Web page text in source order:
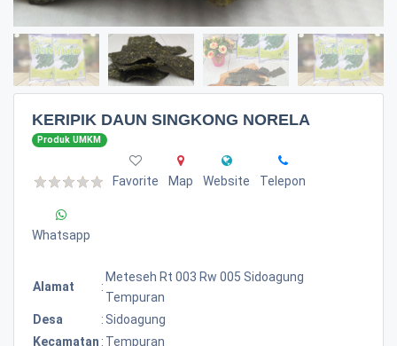
KERIPIK DAUN SINGKONG NORELA
Produk UMKM
Favorite Map Website Telepon
Whatsapp
Alamat :
Meteseh Rt 003 Rw 005 Sidoagung
Tempuran
Desa
: Sidoagung
Kecamatan : Tempuran